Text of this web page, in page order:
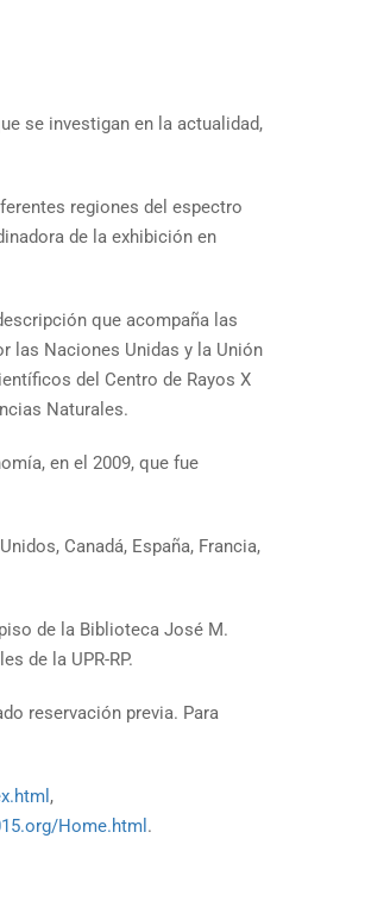
se investigan en la actualidad,
regiones del espectro
de la exhibición en
que acompaña las
las Naciones Unidas y la Unión
del Centro de Rayos X
Naturales.
en el 2009, que fue
Canadá, España, Francia,
de la Biblioteca José M.
de la UPR-RP.
reservación previa. Para
,
Home.html .